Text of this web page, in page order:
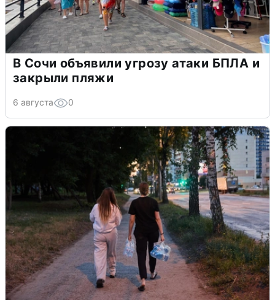
В Сочи объявили угрозу атаки БПЛА и
закрыли пляжи
6 августа 0